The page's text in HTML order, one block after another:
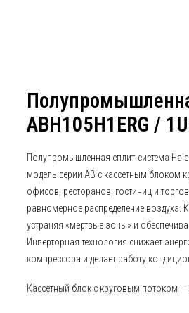
ABH105H1ERG /
Полупромышленная сплит-система
модель серии AB с кассетным блоком
офисов, ресторанов, гостиниц и
равномерное распределение воздуха.
устраняя «мертвые зоны» и
Инверторная технология снижает
компрессора и делает работу
Кассетный блок с круговым потоком